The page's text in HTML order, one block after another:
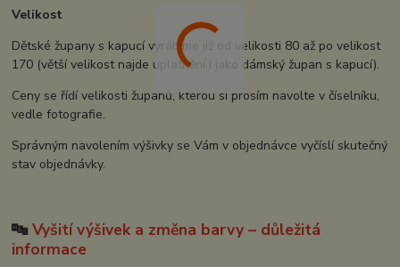
Velikost
Dětské župany s kapucí vyrábíme již od velikosti 80 až po velikost
170 (větší velikost najde uplatnění i jako dámský župan s kapucí).
Ceny se řídí velikosti županů, kterou si prosím navolte v číselníku,
vedle fotografie.
Správným navolením výšivky se Vám v objednávce vyčíslí skutečný
stav objednávky.
🔤Vyšití výšivek a změna barvy – důležitá
informace